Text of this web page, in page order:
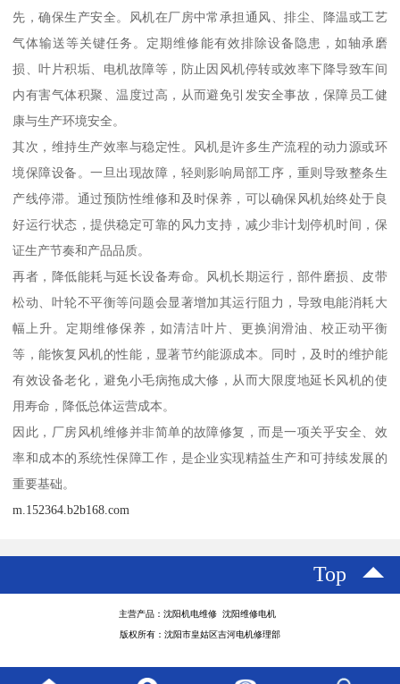
先，确保生产安全。风机在厂房中常承担通风、排尘、降温或工艺
气体输送等关键任务。定期维修能有效排除设备隐患，如轴承磨
损、叶片积垢、电机故障等，防止因风机停转或效率下降导致车间
内有害气体积聚、温度过高，从而避免引发安全事故，保障员工健
康与生产环境安全。
其次，维持生产效率与稳定性。风机是许多生产流程的动力源或环
境保障设备。一旦出现故障，轻则影响局部工序，重则导致整条生
产线停滞。通过预防性维修和及时保养，可以确保风机始终处于良
好运行状态，提供稳定可靠的风力支持，减少非计划停机时间，保
证生产节奏和产品品质。
再者，降低能耗与延长设备寿命。风机长期运行，部件磨损、皮带
松动、叶轮不平衡等问题会显著增加其运行阻力，导致电能消耗大
幅上升。定期维修保养，如清洁叶片、更换润滑油、校正动平衡
等，能恢复风机的性能，显著节约能源成本。同时，及时的维护能
有效设备老化，避免小毛病拖成大修，从而大限度地延长风机的使
用寿命，降低总体运营成本。
因此，厂房风机维修并非简单的故障修复，而是一项关乎安全、效
率和成本的系统性保障工作，是企业实现精益生产和可持续发展的
重要基础。
m.152364.b2b168.com
Top
主营产品：沈阳机电维修 沈阳维修电机
版权所有：沈阳市皇姑区吉河电机修理部